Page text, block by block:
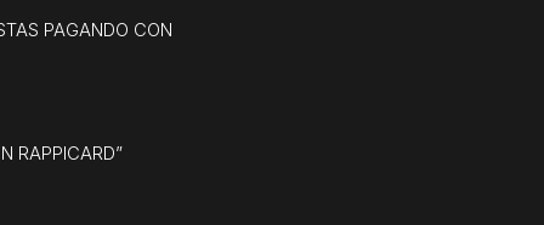
PAGANDO CON
RAPPICARD”